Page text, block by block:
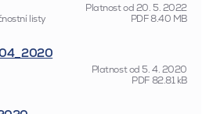
Platnost od20. 5. 2022
listy
PDF8.40 MB
Platnost od 5. 4. 2020
PDF82.81 kB